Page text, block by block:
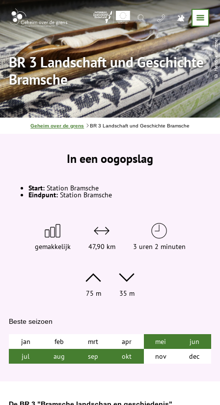
© Hendrik Plitzner
BR 3 Landschaft und Geschichte
Bramsche
J
t
j
Geheim over de grens BR 3 Landschaft und Geschichte Bramsche
In een oogopslag
Start: Station Bramsche
Eindpunt: Station Bramsche
gemakkelijk 47,90 km 3 uren 2 minuten
75 m 35 m
Beste seizoen
jan feb mrt apr mei
jun
jul
aug sep okt nov dec